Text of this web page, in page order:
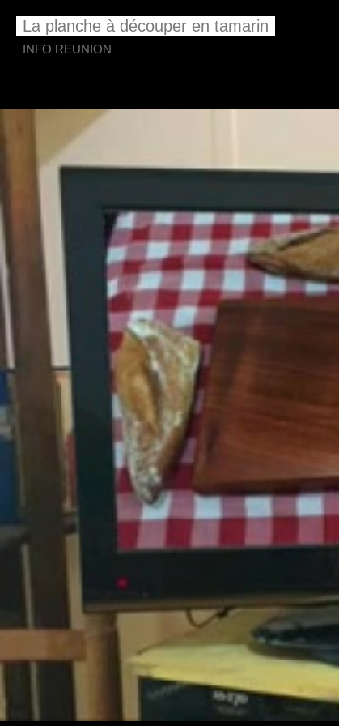
La planche à découper en tamarin
INFO REUNION